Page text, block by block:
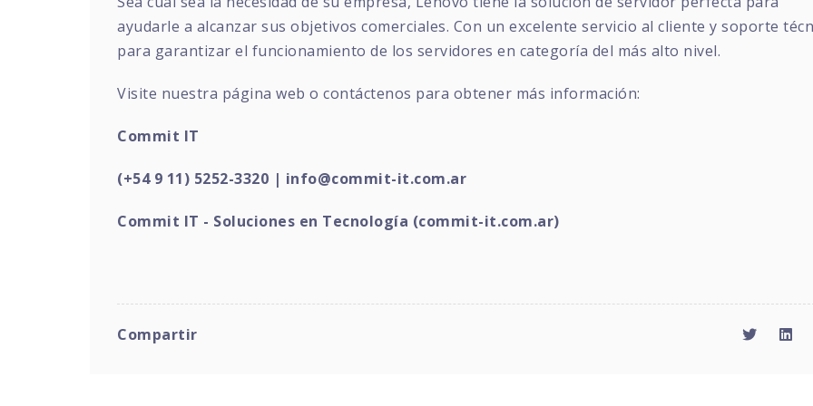
ayudarle a alcanzar sus objetivos comerciales. Con un excelente servicio al cliente y soporte
para garantizar el funcionamiento de los servidores en categoría del más alto nivel.
Visite nuestra página web o contáctenos para obtener más información:
Commit IT
(+54 9 11) 5252-3320 | info@commit-it.com.ar
Commit IT - Soluciones en Tecnología (commit-it.com.ar)
Compartir